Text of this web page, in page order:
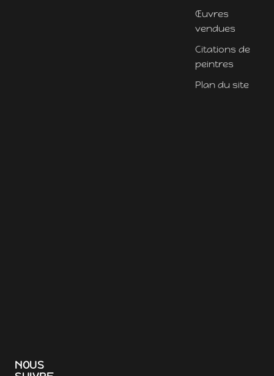
Œuvres
vendues
Citations de
peintres
Plan du site
NOUS